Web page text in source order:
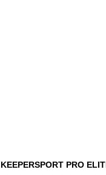
KEEPERSPORT PRO